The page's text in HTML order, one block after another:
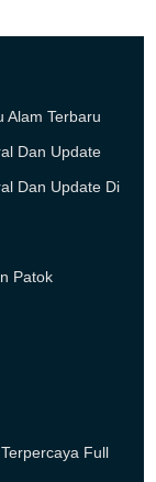
Alam Terbaru
Dan Update
Dan Update Di
Patok
Full